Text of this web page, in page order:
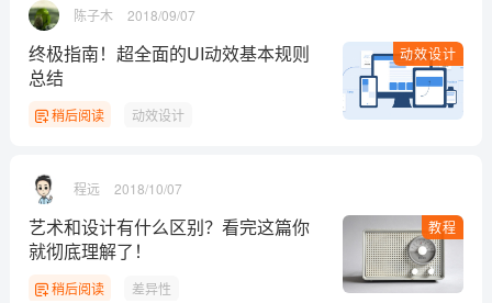
陈子木 2018/09/07
动效设计
终极指南！超全面的UI动效基本规则
总结
稍后阅读 动效设计
程远 2018/10/07
教程
艺术和设计有什么区别？看完这篇你
就彻底理解了！
稍后阅读 差异性